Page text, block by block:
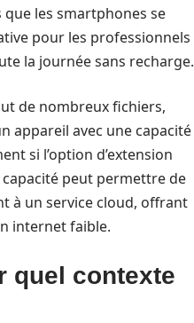
que les smartphones se
pour les professionnels
la journée sans recharge.
de nombreux fichiers,
appareil avec une capacité
si l’option d’extension
peut permettre de
à un service cloud, offrant
internet faible.
quel contexte